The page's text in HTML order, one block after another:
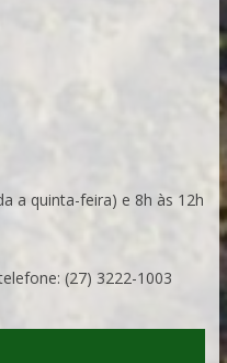
a quinta-feira) e 8h às 12h
(27) 3222-1003